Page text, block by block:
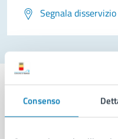
Consenso
Segnala disservizio